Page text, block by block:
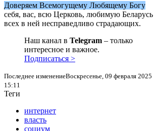
Доверяем Всемогущему Любящему Богу
себя, вас, всю Церковь, любимую Беларусь
всех в ней несправедливо страдающих.
Наш канал в Telegram – только
интересное и важное.
Подписаться >
Последнее изменениеВоскресенье, 09 февраля 2025
15:11
Теги
интернет
власть
социум